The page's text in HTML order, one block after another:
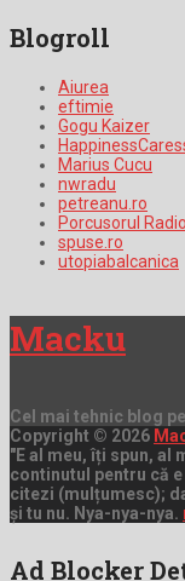
Blogroll
Aiurea
eftimie
Gogu Kaizer
Marius Cucu
nwradu
petreanu.ro
Porcusorul
spuse.ro
utopiabalcanica
Macku
Cel mai tehnic blog
Copyright © 2026
"E al meu, îți spun, al
continutul pentru că
citezi (mulțumesc);
și tu nu. Nya-nya-nya.
Ad Blocker